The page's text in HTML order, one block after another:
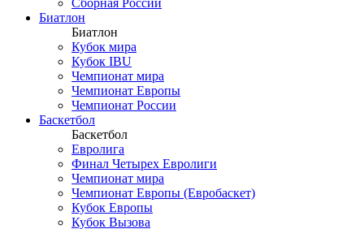
Сборная России
Биатлон
Биатлон
Кубок мира
Кубок IBU
Чемпионат мира
Чемпионат Европы
Чемпионат России
Баскетбол
Баскетбол
Евролига
Финал Четырех Евролиги
Чемпионат мира
Чемпионат Европы (Евробаскет)
Кубок Европы
Кубок Вызова